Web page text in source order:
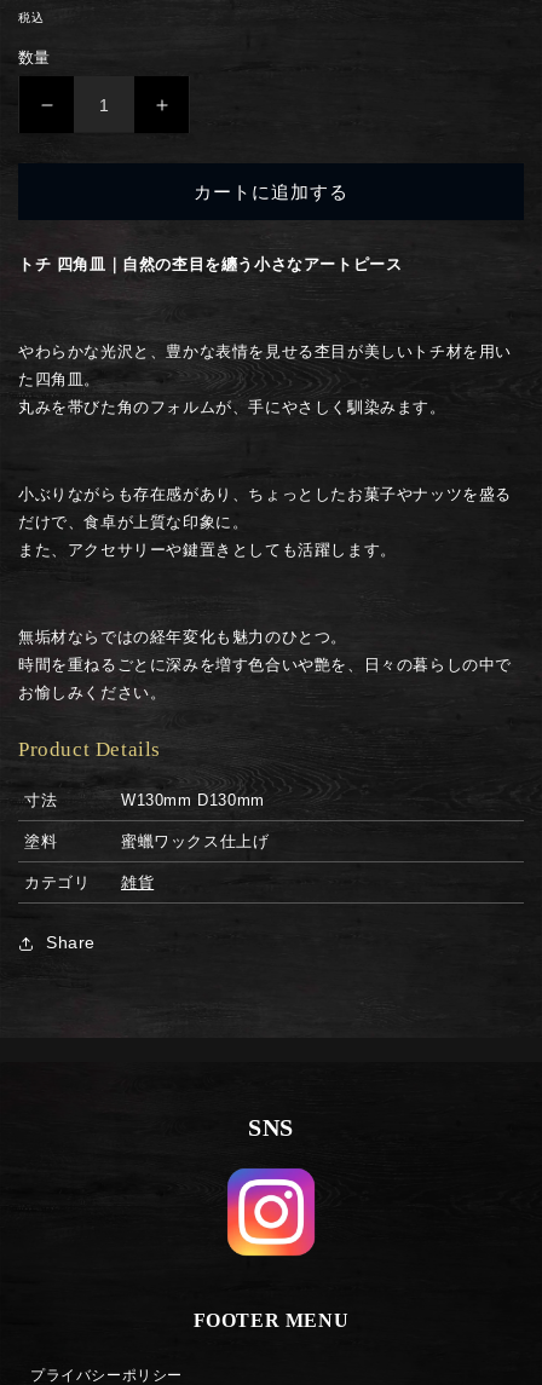
ア
を
開
常
価
格
税込
数量
皿
量
を
減
ト
皿
量
を
増
カートに追加する
トチ 四角皿｜自然の杢目を纏う小さなアートピース
やわらかな光沢と、豊かな表情を見せる杢目が美しいトチ材を用い
た四角皿。
丸みを帯びた角のフォルムが、手にやさしく馴染みます。
小ぶりながらも存在感があり、ちょっとしたお菓子やナッツを盛る
だけで、食卓が上質な印象に。
また、アクセサリーや鍵置きとしても活躍します。
無垢材ならではの経年変化も魅力のひとつ。
時間を重ねるごとに深みを増す色合いや艶を、日々の暮らしの中で
お愉しみください。
Product Details
寸法 W130mm D130mm
塗料 蜜蠟ワックス仕上げ
カテゴリ 雑貨
Share
SNS
FOOTER MENU
プライバシーポリシー